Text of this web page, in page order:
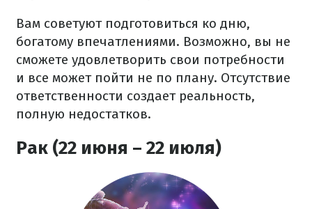
Вам советуют подготовиться ко дню,
богатому впечатлениями. Возможно, вы не
сможете удовлетворить свои потребности
и все может пойти не по плану. Отсутствие
ответственности создает реальность,
полную недостатков.
Рак (22 июня – 22 июля)